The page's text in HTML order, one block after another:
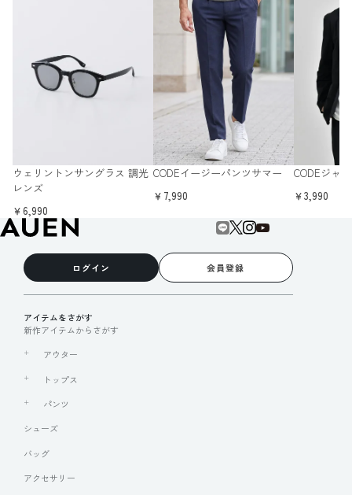
ウェリントンサングラス 調光
レンズ
￥6,990
CODEイージーパンツサマー
￥7,990
CODEジャ
￥3,990
ログイン 会員登録
アイテムをさがす
新作アイテムからさがす
アウター
トップス
パンツ
シューズ
バッグ
アクセサリー